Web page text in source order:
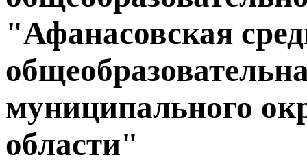
"Афанасовская
муниципального
области"